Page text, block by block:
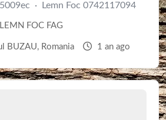
· Lemn Foc 0742117094
LEMN FOC FAG
BUZAU, Romania 1 an ago